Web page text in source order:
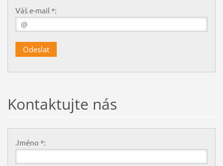
Váš e-mail *:
Kontaktujte nás
Jméno *: